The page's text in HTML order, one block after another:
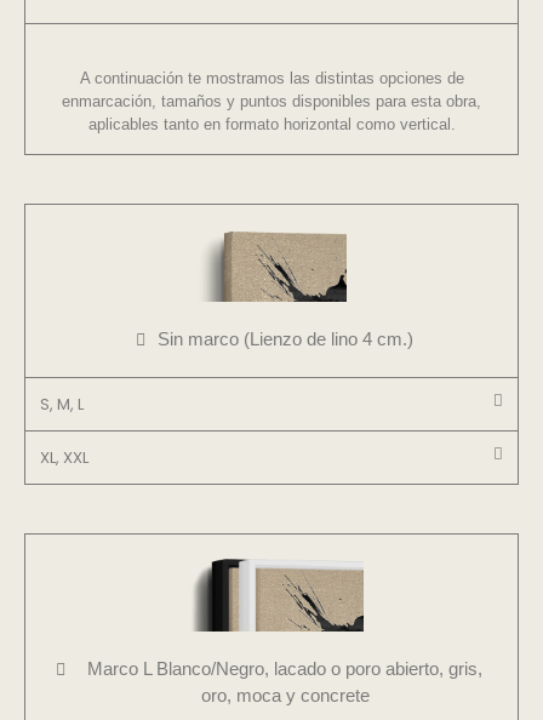
A continuación te mostramos las distintas opciones de
enmarcación, tamaños y puntos disponibles para esta obra,
aplicables tanto en formato horizontal como vertical.
Sin marco (Lienzo de lino 4 cm.)
S, M, L
XL, XXL
Marco L Blanco/Negro, lacado o poro abierto, gris,
oro, moca y concrete